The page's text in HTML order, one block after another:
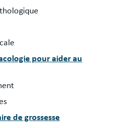
pour aider au
de grossesse